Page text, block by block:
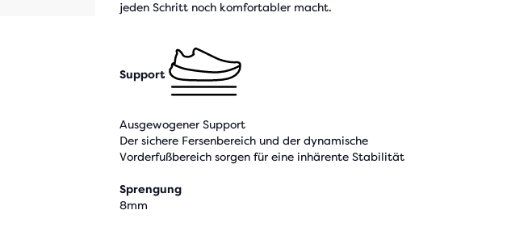
jeden Schritt noch komfortabler macht.
Support
Ausgewogener Support
Der sichere Fersenbereich und der dynamische
Vorderfußbereich sorgen für eine inhärente Stabilität
Sprengung
8mm